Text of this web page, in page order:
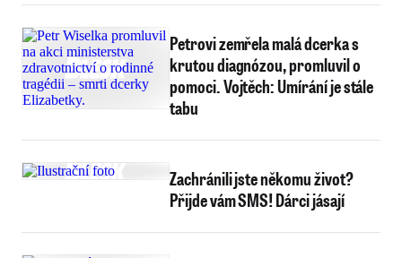
Petrovi zemřela malá dcerka s
krutou diagnózou, promluvil o
pomoci. Vojtěch: Umírání je stále
tabu
Zachránili jste někomu život?
Přijde vám SMS! Dárci jásají